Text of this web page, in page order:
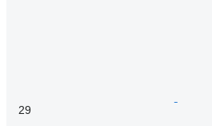
29